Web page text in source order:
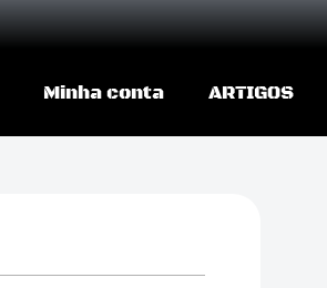
Minha conta ARTIGOS